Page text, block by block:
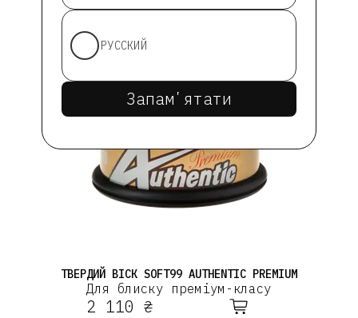
ТВЕРДИЙ ВІСК SOFT99 AUTHENTIC PREMIUM
Для блиску преміум-класу
2 110 ₴
РУССКИЙ
Запамʼятати